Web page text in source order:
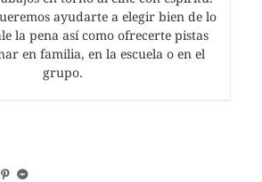
ayudarte a elegir bien de lo
la pena así como ofrecerte pistas
en familia, en la escuela o en el
grupo.